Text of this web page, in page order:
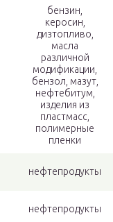
бензин,
керосин,
дизтопливо,
масла
различной
модификации,
бензол, мазут,
нефтебитум,
изделия из
пластмасс,
полимерные
пленки
нефтепродукты
нефтепродукты